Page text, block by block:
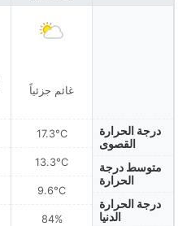
درجة الحرارة
القصوى
متوسط درجة
الحرارة
درجة الحرارة
الدنيا
غائم جزئياً
17.3°C
13.3°C
9.6°C
84%